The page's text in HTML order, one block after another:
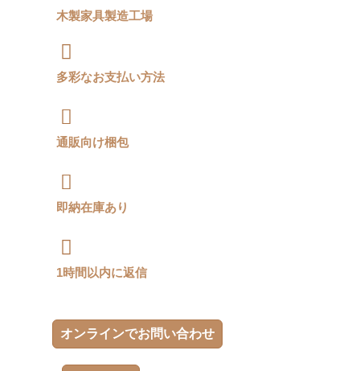
木製家具製造工場
多彩なお支払い方法
通販向け梱包
即納在庫あり
1時間以内に返信
オンラインでお問い合わせ